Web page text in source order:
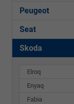
Peugeot
Seat
Skoda
Elroq
Enyaq
Fabia